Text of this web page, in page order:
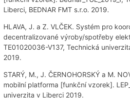
Liberci, BEDNAR FMT s.r.o. 2019.
HLAVA, J. a Z. VLČEK. Systém pro
decentralizované výroby/spotřeby
TE01020036-V137, Technická
2019.
STARÝ, M., J. ČERNOHORSKÝ a M.
mobilní platforma [funkční vzorek].
univerzita v Liberci 2019.